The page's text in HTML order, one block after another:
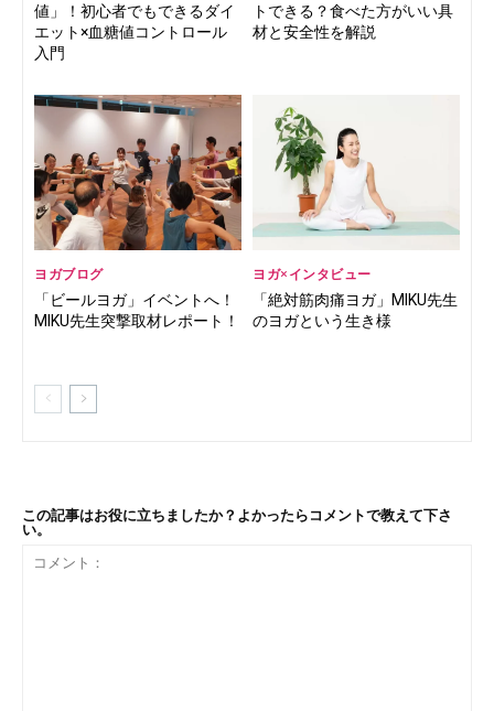
値」！初心者でもできるダイ
エット×血糖値コントロール
入門
トできる？食べた方がいい具
材と安全性を解説
ヨガブログ
「ビールヨガ」イベントへ！
MIKU先生突撃取材レポート！
ヨガ×インタビュー
「絶対筋肉痛ヨガ」MIKU先生
のヨガという生き様
この記事はお役に立ちましたか？よかったらコメントで教えて下さ
い。